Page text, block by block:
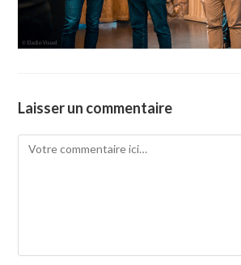
Laisser un commentaire